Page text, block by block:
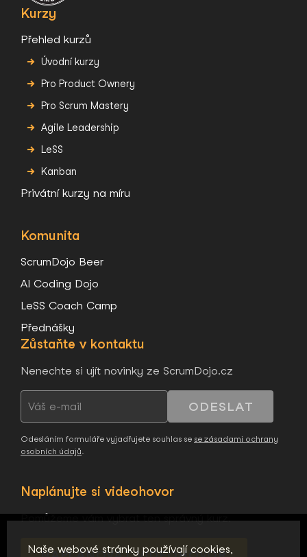
Kurzy
Přehled kurzů
Úvodní kurzy
Pro Product Ownery
Pro Scrum Mastery
Agile Leadership
LeSS
Kanban
Privátní kurzy na míru
Komunita
ScrumDojo Beer
AI Coding Dojo
LeSS Coach Camp
Přednášky
Zůstaňte v kontaktu
Nenechte si ujít novinky ze ScrumDojo.cz
ODESLAT
Odesláním formuláře vyjadřujete souhlas se se zásadami ochrany
osobních údajů
Naplánujte si videohovor
Pomůžeme vám vybrat ten správný kurz.
Naše webové stránky používají cookies,